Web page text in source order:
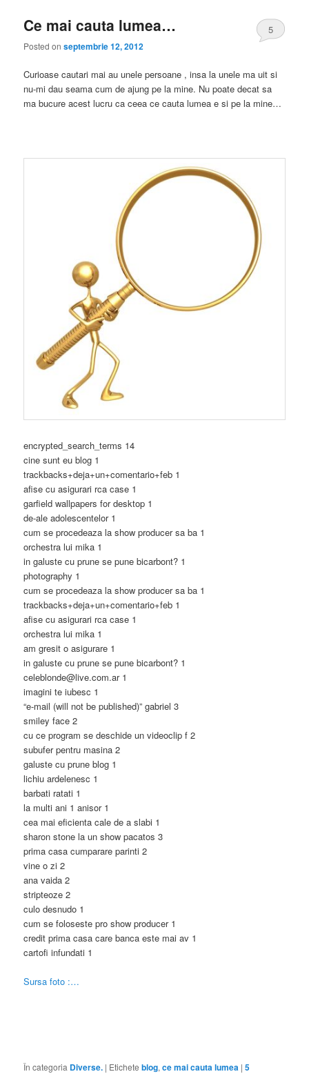
Ce mai cauta lumea…
Posted onseptembrie 12, 2012
5
Curioase cautari mai au unele persoane , insa la unele ma uit si
nu-mi dau seama cum de ajung pe la mine. Nu poate decat sa
ma bucure acest lucru ca ceea ce cauta lumea e si pe la mine…
encrypted_search_terms 14
cine sunt eu blog 1
trackbacks+deja+un+comentario+feb 1
afise cu asigurari rca case 1
garfield wallpapers for desktop 1
de-ale adolescentelor 1
cum se procedeaza la show producer sa ba 1
orchestra lui mika 1
in galuste cu prune se pune bicarbont? 1
photography 1
cum se procedeaza la show producer sa ba 1
trackbacks+deja+un+comentario+feb 1
afise cu asigurari rca case 1
orchestra lui mika 1
am gresit o asigurare 1
in galuste cu prune se pune bicarbont? 1
celeblonde@live.com.ar 1
imagini te iubesc 1
“e-mail (will not be published)” gabriel 3
smiley face 2
cu ce program se deschide un videoclip f 2
subufer pentru masina 2
galuste cu prune blog 1
lichiu ardelenesc 1
barbati ratati 1
la multi ani 1 anisor 1
cea mai eficienta cale de a slabi 1
sharon stone la un show pacatos 3
prima casa cumparare parinti 2
vine o zi 2
ana vaida 2
stripteoze 2
culo desnudo 1
cum se foloseste pro show producer 1
credit prima casa care banca este mai av 1
cartofi infundati 1
Sursa foto :…
În categoria Diverse. | Etichete blog,ce mai cauta lumea |5